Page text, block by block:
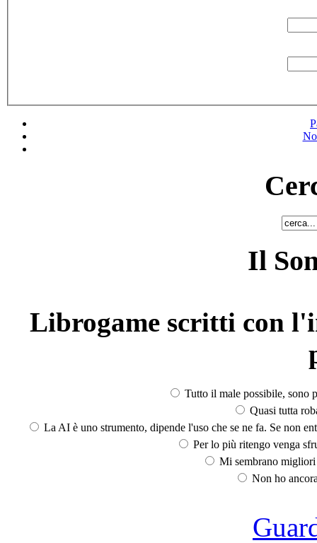
Il
Librogame scritti con
Tutto il male possibile, sono
Quasi tutta
La AI è uno strumento, dipende l'uso che se ne fa. Se non
Per lo più ritengo venga
Mi sembrano
Non ho